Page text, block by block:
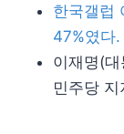
한국갤럽
47%였다.
이재명(
민주당